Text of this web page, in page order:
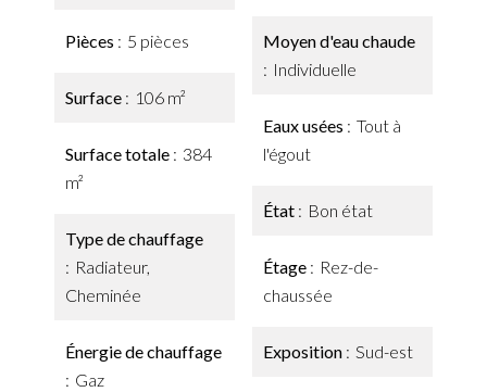
Pièces 5 pièces
Surface 106 m²
Surface totale
384
m²
Type de chauffage
Radiateur,
Cheminée
Énergie de chauffage
Gaz
Moyen d'eau chaude
Individuelle
Eaux usées
Tout à
l'égout
État Bon état
Étage
Rez-de-
chaussée
Exposition Sud-est